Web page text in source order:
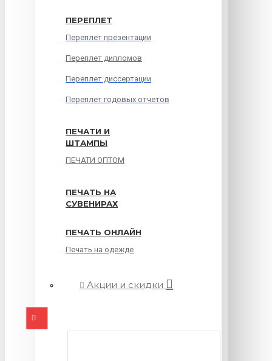
ПЕРЕПЛЕТ
Переплет презентации
Переплет дипломов
Переплет диссертации
Переплет годовых отчетов
ПЕЧАТИ И
ШТАМПЫ
ПЕЧАТИ ОПТОМ
ПЕЧАТЬ НА
СУВЕНИРАХ
ПЕЧАТЬ ОНЛАЙН
Печать на одежде
Акции и скидки